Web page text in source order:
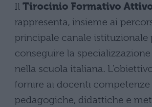
Il Tirocinio Formativo
rappresenta, insieme ai
principale canale istituzionale
conseguire la
nella scuola italiana.
fornire ai docenti competenze
pedagogiche, didattiche e